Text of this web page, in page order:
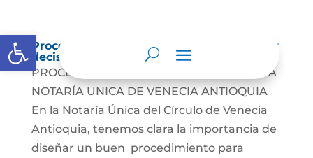
Abrir barra de herramientas
Procedimientos que se siguen para tomar
decisiones en las diferentes áreas
PROCESO DE TOMA DE DECISIONES EN LA
NOTARÍA UNICA DE VENECIA ANTIOQUIA
En la Notaría Única del Círculo de Venecia
Antioquia, tenemos clara la importancia de
diseñar un buen procedimiento para